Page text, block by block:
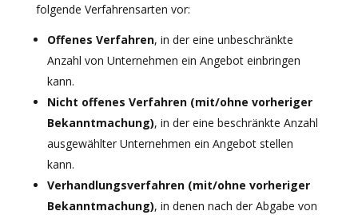
folgende Verfahrensarten vor:
Offenes Verfahren, in der eine unbeschränkte
Anzahl von Unternehmen ein Angebot einbringen
kann.
Nicht offenes Verfahren (mit/ohne vorheriger
Bekanntmachung), in der eine beschränkte Anzahl
ausgewählter Unternehmen ein Angebot stellen
kann.
Verhandlungsverfahren (mit/ohne vorheriger
Bekanntmachung), in denen nach der Abgabe von